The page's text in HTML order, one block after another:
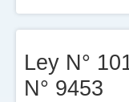
Ley N°
N° 9453